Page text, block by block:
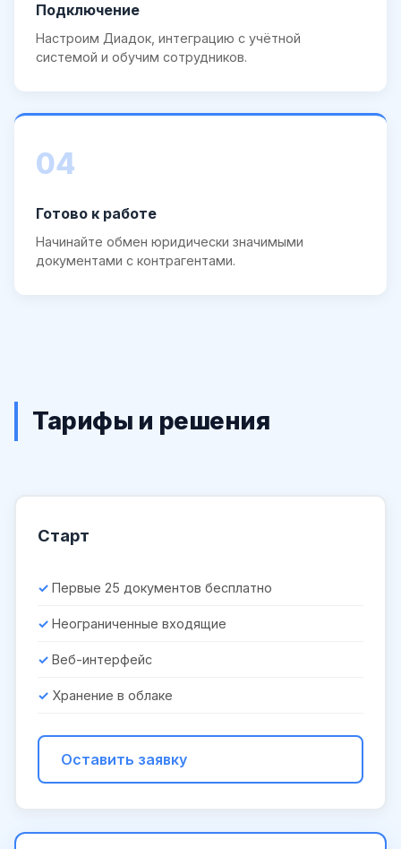
Подключение
Настроим Диадок, интеграцию с учётной
системой и обучим сотрудников.
04
Готово к работе
Начинайте обмен юридически значимыми
документами с контрагентами.
Тарифы и решения
Старт
Первые 25 документов бесплатно
Неограниченные входящие
Веб-интерфейс
Хранение в облаке
Оставить заявку